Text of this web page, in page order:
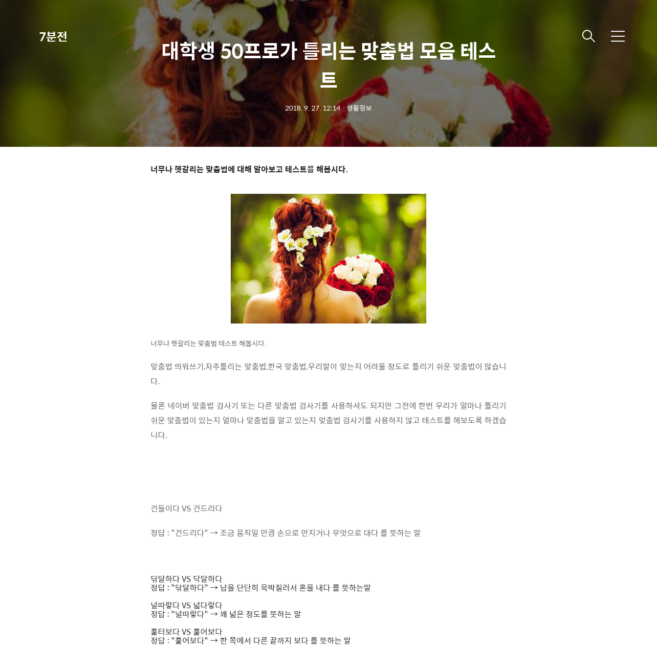
7분전 메
대학생 50프로가 틀리는 맞춤법 모음 테스
트
2018. 9. 27. 12:14ㆍ 생활정보
너무나 헷갈리는 맞춤법에 대해 알아보고 테스트를 해봅시다.
너무나 헷갈리는 맞춤법 테스트 해봅시다.
맞춤법 띄워쓰기,자주틀리는 맞춤법,한국 맞춤법,우리말이 맞는지 어려울 정도로 틀리기 쉬운 맞춤법이 많습니
다.
물론 네이버 맞춤법 검사기 또는 다른 맞춤법 검사기를 사용하셔도 되지만 그전에 한번 우리가 얼마나 틀리기
쉬운 맞춤법이 있는지 얼마나 맞춤법을 알고 있는지 맞춤법 검사기를 사용하지 않고 테스트를 해보도록 하겠습
니다.
건들이다 VS 건드리다
정답 : "건드리다" → 조금 움직일 만큼 손으로 만지거나 무엇으로 대다 를 뜻하는 말
닦달하다 VS 닥달하다
정답 : "닦달하다" → 남을 단단히 윽박질러서 혼을 내다 를 뜻하는말
널따랗다 VS 넓다랗다
정답 : "널따랗다" → 꽤 넒은 정도를 뜻하는 말
훑터보다 VS 훑어보다
정답 : "훑어보다" → 한 쪽에서 다른 끝까지 보다 를 뜻하는 말